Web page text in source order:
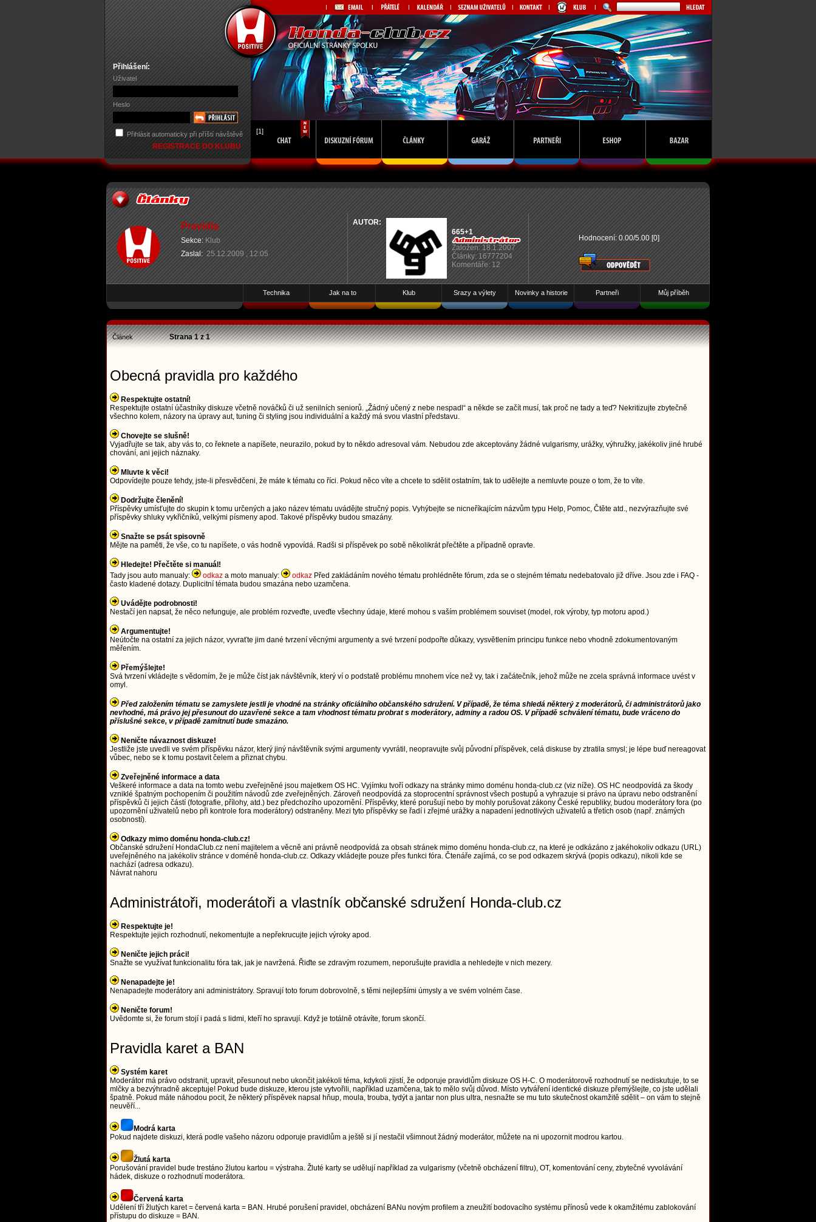
Přihlášení:
Uživatel
Heslo
Přihlásit automaticky při příští návštěvě
REGISTRACE DO KLUBU
[1]
Pravidla
Sekce: Klub
Zaslal: 25.12.2009 , 12:05
AUTOR:
665+1
Založen: 18.1.2007
Články: 16777204
Komentáře: 12
Hodnocení: 0.00/5.00 [0]
Technika Jak na to Klub Srazy a výlety Novinky a historie Partneři Můj příběh
Článek Strana1z1
Obecná pravidla pro každého
Respektujte ostatní!
Respektujte ostatní účastníky diskuze včetně nováčků či už senilních seniorů. „Žádný učený z nebe nespadl“ a někde se začít musí, tak proč ne tady a teď? Nekritizujte zbytečně
všechno kolem, názory na úpravy aut, tuning či styling jsou individuální a každý má svou vlastní představu.
Chovejte se slušně!
Vyjadřujte se tak, aby vás to, co řeknete a napíšete, neurazilo, pokud by to někdo adresoval vám. Nebudou zde akceptovány žádné vulgarismy, urážky, výhružky, jakékoliv jiné hrubé
chování, ani jejich náznaky.
Mluvte k věci!
Odpovídejte pouze tehdy, jste-li přesvědčeni, že máte k tématu co říci. Pokud něco víte a chcete to sdělit ostatním, tak to udělejte a nemluvte pouze o tom, že to víte.
Dodržujte členění!
Příspěvky umísťujte do skupin k tomu určených a jako název tématu uvádějte stručný popis. Vyhýbejte se nicneříkajícím názvům typu Help, Pomoc, Čtěte atd., nezvýrazňujte své
příspěvky shluky vykřičníků, velkými písmeny apod. Takové příspěvky budou smazány.
Snažte se psát spisovně
Mějte na paměti, že vše, co tu napíšete, o vás hodně vypovídá. Radši si příspěvek po sobě několikrát přečtěte a případně opravte.
Hledejte! Přečtěte si manuál!
Tady jsou auto manualy:
odkaz a moto manualy: odkaz Před zakládáním nového tématu prohlédněte fórum, zda se o stejném tématu nedebatovalo již dříve. Jsou zde i FAQ -
často kladené dotazy. Duplicitní témata budou smazána nebo uzamčena.
Uvádějte podrobnosti!
Nestačí jen napsat, že něco nefunguje, ale problém rozveďte, uveďte všechny údaje, které mohou s vaším problémem souviset (model, rok výroby, typ motoru apod.)
Argumentujte!
Neútočte na ostatní za jejich názor, vyvraťte jim dané tvrzení věcnými argumenty a své tvrzení podpořte důkazy, vysvětlením principu funkce nebo vhodně zdokumentovaným
měřením.
Přemýšlejte!
Svá tvrzení vkládejte s vědomím, že je může číst jak návštěvník, který ví o podstatě problému mnohem více než vy, tak i začátečník, jehož může ne zcela správná informace uvést v
omyl.
Před založením tématu se zamyslete jestli je vhodné na stránky oficiálního občanského sdružení. V případě, že téma shledá některý z moderátorů, či administrátorů jako
nevhodné, má právo jej přesunout do uzavřené sekce a tam vhodnost tématu probrat s moderátory, adminy a radou OS. V případě schválení tématu, bude vráceno do
příslušné sekce, v případě zamítnutí bude smazáno.
Neničte návaznost diskuze!
Jestliže jste uvedli ve svém příspěvku názor, který jiný návštěvník svými argumenty vyvrátil, neopravujte svůj původní příspěvek, celá diskuse by ztratila smysl; je lépe buď nereagovat
vůbec, nebo se k tomu postavit čelem a přiznat chybu.
Zveřejněné informace a data
Veškeré informace a data na tomto webu zveřejněné jsou majetkem OS HC. Vyjímku tvoří odkazy na stránky mimo doménu honda-club.cz (viz níže). OS HC neodpovídá za škody
vzniklé špatným pochopením či použitím návodů zde zveřejněných. Zároveň neodpovídá za stoprocentní správnost všech postupů a vyhrazuje si právo na úpravu nebo odstranění
příspěvků či jejich částí (fotografie, přílohy, atd.) bez předchozího upozornění. Příspěvky, které porušují nebo by mohly porušovat zákony České republiky, budou moderátory fora (po
upozornění uživatelů nebo při kontrole fora moderátory) odstraněny. Mezi tyto příspěvky se řadí i zřejmé urážky a napadení jednotlivých uživatelů a třetích osob (např. známých
osobností).
Odkazy mimo doménu honda-club.cz!
Občanské sdružení HondaClub.cz není majitelem a věcně ani právně neodpovídá za obsah stránek mimo doménu honda-club.cz, na které je odkázáno z jakéhokoliv odkazu (URL)
uveřejněného na jakékoliv stránce v doméně honda-club.cz. Odkazy vkládejte pouze přes funkci fóra. Čtenáře zajímá, co se pod odkazem skrývá (popis odkazu), nikoli kde se
nachází (adresa odkazu).
Návrat nahoru
Administrátoři, moderátoři a vlastník občanské sdružení Honda-club.cz
Respektujte je!
Respektujte jejich rozhodnutí, nekomentujte a nepřekrucujte jejich výroky apod.
Neničte jejich práci!
Snažte se využívat funkcionalitu fóra tak, jak je navržená. Řiďte se zdravým rozumem, neporušujte pravidla a nehledejte v nich mezery.
Nenapadejte je!
Nenapadejte moderátory ani administrátory. Spravují toto forum dobrovolně, s těmi nejlepšími úmysly a ve svém volném čase.
Neničte forum!
Uvědomte si, že forum stojí i padá s lidmi, kteří ho spravují. Když je totálně otrávíte, forum skončí.
Pravidla karet a BAN
Systém karet
Moderátor má právo odstranit, upravit, přesunout nebo ukončit jakékoli téma, kdykoli zjistí, že odporuje pravidlům diskuze OS H-C. O moderátorově rozhodnutí se nediskutuje, to se
mlčky a bezvýhradně akceptuje! Pokud bude diskuze, kterou jste vytvořili, například uzamčena, tak to mělo svůj důvod. Místo vytváření identické diskuze přemýšlejte, co jste udělali
špatně. Pokud máte náhodou pocit, že některý příspěvek napsal hňup, moula, trouba, tydýt a jantar non plus ultra, nesnažte se mu tuto skutečnost okamžitě sdělit – on vám to stejně
neuvěří...
Modrá karta
Pokud najdete diskuzi, která podle vašeho názoru odporuje pravidlům a ještě si jí nestačil všimnout žádný moderátor, můžete na ni upozornit modrou kartou.
Žlutá karta
Porušování pravidel bude trestáno žlutou kartou = výstraha. Žluté karty se udělují například za vulgarismy (včetně obcházení filtru), OT, komentování ceny, zbytečné vyvolávání
hádek, diskuze o rozhodnutí moderátora.
Červená karta
Udělení tří žlutých karet = červená karta = BAN. Hrubé porušení pravidel, obcházení BANu novým profilem a zneužití bodovacího systému přínosů vede k okamžitému zablokování
přístupu do diskuze = BAN.